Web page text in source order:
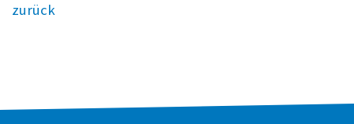
zurück